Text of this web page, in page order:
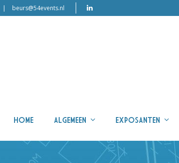
beurs@54events.nl
HOME ALGEMEEN EXPOSANTEN